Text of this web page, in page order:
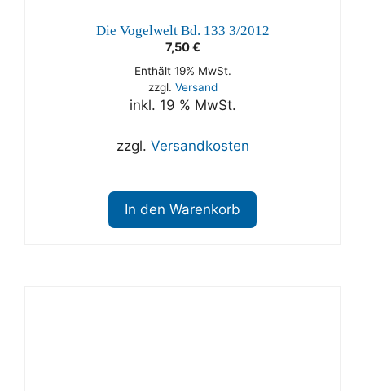
Die Vogelwelt Bd. 133 3/2012
7,50€
Enthält 19% MwSt.
zzgl. Versand
inkl. 19 % MwSt.
zzgl. Versandkosten
In den Warenkorb